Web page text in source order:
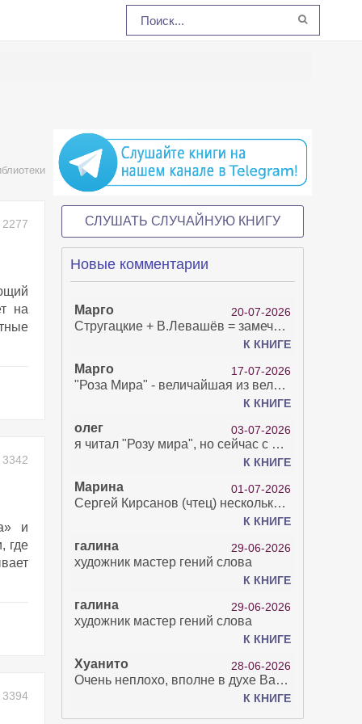
2277
на
3342
и
где
3394
СЛУШАТЬ СЛУЧАЙНУЮ КНИГУ
Новые комментарии
Марго 20-07-2026
Стругацкие + В.Левашёв = замечательно!
К КНИГЕ
Марго 17-07-2026
"Роза Мира" - величайшая из великих Книг - она отвечает на все вопросы, прочитать её нелегко...
К КНИГЕ
олег 03-07-2026
я читал "Розу мира", но сейчас с возрастом зрение рухнуло. Но хочется ещё почитать. Просто захватывает. Хорошо, что есть А КНИГА. Спасибо за вашу работу.
К КНИГЕ
Марина 01-07-2026
Сергей Кирсанов (чтец) несколько раз рыгнул в микрофон. В наушниках это было хорошо слышно и сильно неприятно. Я понимаю, что это бесплатная аудиокнига, но не до такой же степени наплевать на слушателя..
К КНИГЕ
галина 29-06-2026
художник мастер гений слова
К КНИГЕ
галина 29-06-2026
художник мастер гений слова
К КНИГЕ
Хуанито 28-06-2026
Очень неплохо, вполне в духе Варго!)
К КНИГЕ